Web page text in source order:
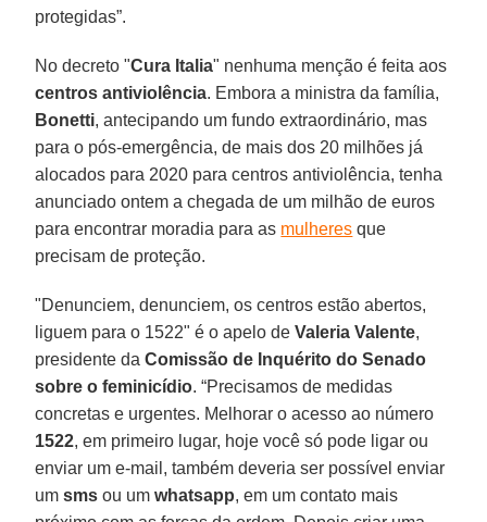
protegidas”.
No decreto "Cura Italia" nenhuma menção é feita aos
centros antiviolência. Embora a ministra da família,
Bonetti, antecipando um fundo extraordinário, mas
para o pós-emergência, de mais dos 20 milhões já
alocados para 2020 para centros antiviolência, tenha
anunciado ontem a chegada de um milhão de euros
para encontrar moradia para as mulheres que
precisam de proteção.
"Denunciem, denunciem, os centros estão abertos,
liguem para o 1522" é o apelo deValeria Valente,
presidente daComissão de Inquérito do Senado
sobre o feminicídio. “Precisamos de medidas
concretas e urgentes. Melhorar o acesso ao número
1522, em primeiro lugar, hoje você só pode ligar ou
enviar um e-mail, também deveria ser possível enviar
umsms ou umwhatsapp, em um contato mais